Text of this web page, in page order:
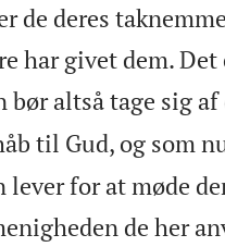
de deres
har givet dem.
bør altså tage sig
til Gud, og som
lever for at møde
de her